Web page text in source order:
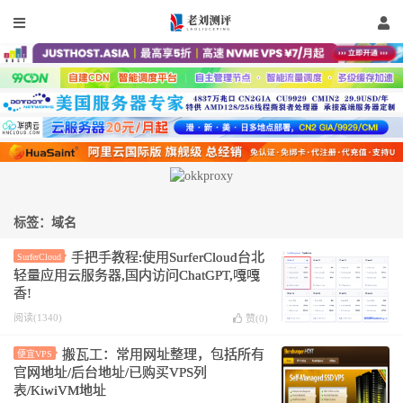
标签：域名
SurferCloud
手把手教程:使用SurferCloud台北
轻量应用云服务器,国内访问ChatGPT,嘎嘎
香!
阅读(1340) 赞(0)
便宜VPS
搬瓦工：常用网址整理，包括所有
官网地址/后台地址/已购买VPS列
表/KiwiVM地址